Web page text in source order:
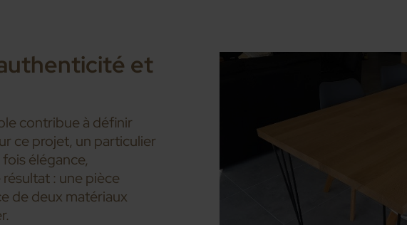
et
contribue à définir
ce projet, un particulier
élégance,
: une pièce
de deux matériaux